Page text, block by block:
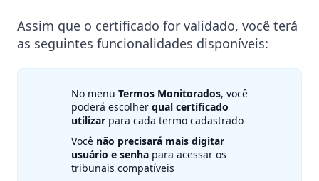
Assim que o certificado for validado, você terá
as seguintes funcionalidades disponíveis:
No menu Termos Monitorados, você
poderá escolher qual certificado
utilizar para cada termo cadastrado
Você não precisará mais digitar
usuário e senha para acessar os
tribunais compatíveis